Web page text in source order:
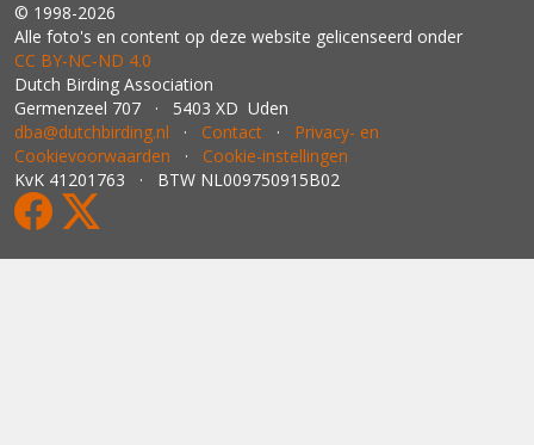
© 1998-2026
Alle foto's en content op deze website gelicenseerd onder
CC BY‑NC‑ND 4.0
Dutch Birding Association
Germenzeel 707 · 5403 XD Uden
dba@dutchbirding.nl · Contact · Privacy- en
Cookievoorwaarden · Cookie-instellingen
KvK 41201763 · BTW NL009750915B02